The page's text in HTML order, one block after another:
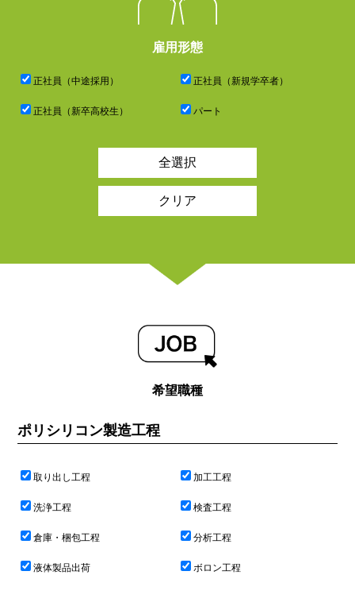
雇用形態
正社員（中途採用） 正社員（新規学卒者）
正社員（新卒高校生） パート
希望職種
ポリシリコン製造工程
取り出し工程 加工工程
洗浄工程 検査工程
倉庫・梱包工程 分析工程
液体製品出荷 ボロン工程